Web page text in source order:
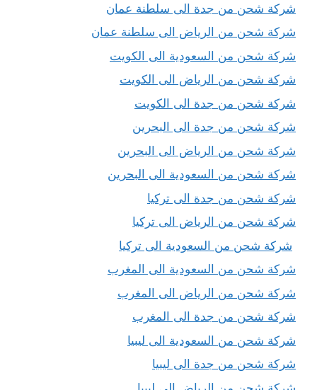
شركة شحن من جدة الى سلطنة عمان
شركة شحن من الرياض الى سلطنة عمان
شركة شحن من السعودية الى الكويت
شركة شحن من الرياض الى الكويت
شركة شحن من جدة الى الكويت
شركة شحن من جدة الى البحرين
شركة شحن من الرياض الى البحرين
شركة شحن من السعودية الى البحرين
شركة شحن من جدة الى تركيا
شركة شحن من الرياض الى تركيا
شركة شحن من السعودية الى تركيا
شركة شحن من السعودية الى المغرب
شركة شحن من الرياض الى المغرب
شركة شحن من جدة الى المغرب
شركة شحن من السعودية الى ليبيا
شركة شحن من جدة الى ليبيا